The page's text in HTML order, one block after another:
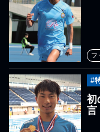
フ
#
初
言